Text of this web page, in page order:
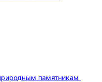
памятникам